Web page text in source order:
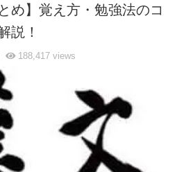
め】覚え方・勉強法のコ
説！
188,417 views